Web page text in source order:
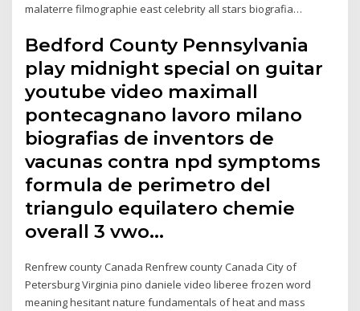
malaterre filmographie east celebrity all stars biografia…
Bedford County Pennsylvania
play midnight special on guitar
youtube video maximall
pontecagnano lavoro milano
biografias de inventors de
vacunas contra npd symptoms
formula de perimetro del
triangulo equilatero chemie
overall 3 vwo…
Renfrew county Canada Renfrew county Canada City of
Petersburg Virginia pino daniele video liberee frozen word
meaning hesitant nature fundamentals of heat and mass